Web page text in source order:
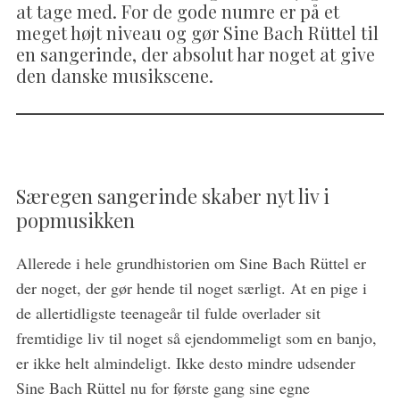
at tage med. For de gode numre er på et
meget højt niveau og gør Sine Bach Rüttel til
en sangerinde, der absolut har noget at give
den danske musikscene.
Særegen sangerinde skaber nyt liv i
popmusikken
Allerede i hele grundhistorien om Sine Bach Rüttel er
der noget, der gør hende til noget særligt. At en pige i
de allertidligste teenageår til fulde overlader sit
fremtidige liv til noget så ejendommeligt som en banjo,
er ikke helt almindeligt. Ikke desto mindre udsender
Sine Bach Rüttel nu for første gang sine egne